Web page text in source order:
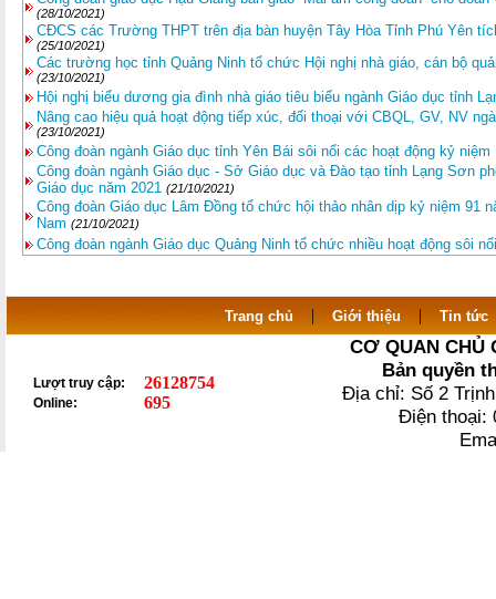
(28/10/2021)
CĐCS các Trường THPT trên địa bàn huyện Tây Hòa Tỉnh Phú Yên
(25/10/2021)
Các trường học tỉnh Quảng Ninh tổ chức Hội nghị nhà giáo, cán bộ
(23/10/2021)
Hội nghị biểu dương gia đình nhà giáo tiêu biểu ngành Giáo dục tỉnh
Nâng cao hiệu quả hoạt động tiếp xúc, đối thoại với CBQL, GV, NV
(23/10/2021)
Công đoàn ngành Giáo dục tỉnh Yên Bái sôi nổi các hoạt động kỷ
Công đoàn ngành Giáo dục - Sở Giáo dục và Đào tạo tỉnh Lạng Sơn
Giáo dục năm 2021 (21/10/2021)
Công đoàn Giáo dục Lâm Đồng tổ chức hội thảo nhân dịp kỷ niệm 91
Nam (21/10/2021)
Công đoàn ngành Giáo dục Quảng Ninh tổ chức nhiều hoạt động sôi
Trang chủ | Giới thiệu | Tin tức
Lượt truy cập: 26128754
Online: 695
CƠ QUAN CHỦ
Bản quyền
Địa chỉ: Số 2
Điện